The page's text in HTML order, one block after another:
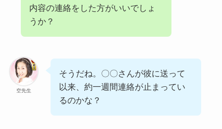
内容の連絡をした方がいいでしょ
うか？
空先生
そうだね。〇〇さんが彼に送って
以来、約一週間連絡が止まってい
るのかな？